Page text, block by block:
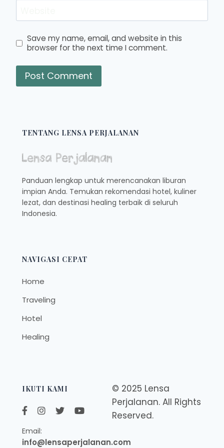
Save my name, email, and website in this
browser for the next time I comment.
TENTANG LENSA PERJALANAN
Panduan lengkap untuk merencanakan liburan
impian Anda. Temukan rekomendasi hotel, kuliner
lezat, dan destinasi healing terbaik di seluruh
Indonesia.
NAVIGASI CEPAT
Home
Traveling
Hotel
Healing
IKUTI KAMI
Email:
info@lensaperjalanan.com
© 2025 Lensa
Perjalanan. All Rights
Reserved.